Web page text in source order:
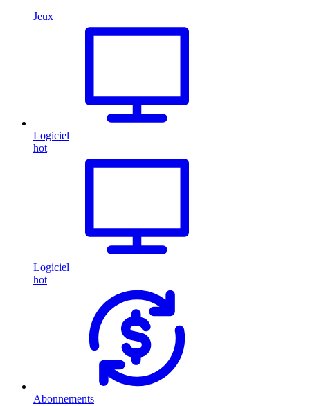
Jeux
Logiciel
hot
Logiciel
hot
Abonnements